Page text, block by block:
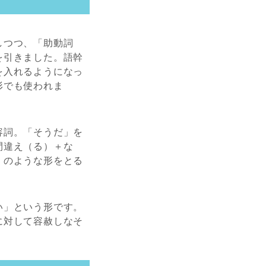
つ、「助動詞
きました。語幹
れるようになっ
も使われま
。「そうだ」を
え（る）＋な
ような形をとる
という形です。
して容赦しなそ